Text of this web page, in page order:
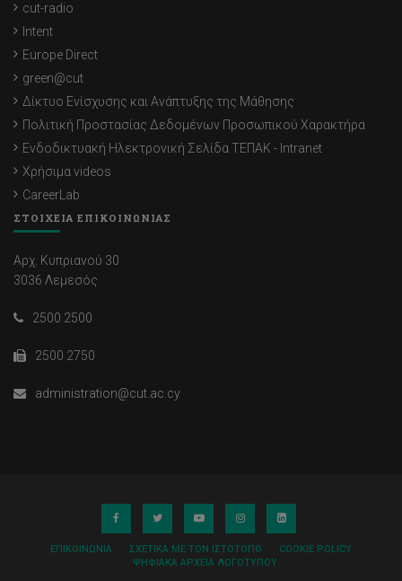
cut-radio
Intent
Europe Direct
green@cut
Δίκτυο Ενίσχυσης και Ανάπτυξης της Μάθησης
Πολιτική Προστασίας Δεδομένων Προσωπικού Χαρακτήρα
Ενδοδικτυακή Ηλεκτρονική Σελίδα ΤΕΠΑΚ - Intranet
Χρήσιμα videos
CareerLab
ΣΤΟΙΧΕΙΑ ΕΠΙΚΟΙΝΩΝΙΑΣ
Αρχ. Κυπριανού 30
3036 Λεμεσός
2500 2500
2500 2750
administration@cut.ac.cy
ΕΠΙΚΟΙΝΩΝΊΑ ΣΧΕΤΙΚΆ ΜΕ ΤΟΝ ΙΣΤΌΤΟΠΟ
COOKIE POLICY
ΨΗΦΙΑΚΆ ΑΡΧΕΊΑ ΛΟΓΌΤΥΠΟΥ